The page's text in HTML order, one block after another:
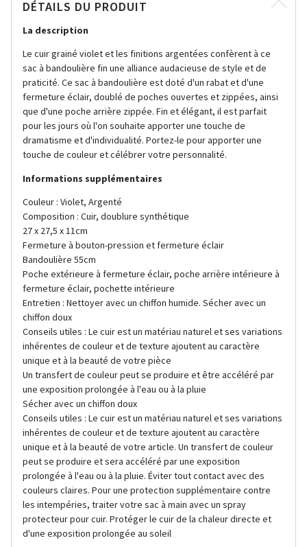
DÉTAILS DU PRODUIT
La description
Le cuir grainé violet et les finitions argentées confèrent à ce
sac à bandoulière fin une alliance audacieuse de style et de
praticité. Ce sac à bandoulière est doté d'un rabat et d'une
fermeture éclair, doublé de poches ouvertes et zippées, ainsi
que d'une poche arrière zippée. Fin et élégant, il est parfait
pour les jours où l'on souhaite apporter une touche de
dramatisme et d'individualité. Portez-le pour apporter une
touche de couleur et célébrer votre personnalité.
Informations supplémentaires
Couleur : Violet, Argenté
Composition : Cuir, doublure synthétique
27 x 27,5 x 11cm
Fermeture à bouton-pression et fermeture éclair
Bandoulière 55cm
Poche extérieure à fermeture éclair, poche arrière intérieure à
fermeture éclair, pochette intérieure
Entretien : Nettoyer avec un chiffon humide. Sécher avec un
chiffon doux
Conseils utiles : Le cuir est un matériau naturel et ses variations
inhérentes de couleur et de texture ajoutent au caractère
unique et à la beauté de votre pièce
Un transfert de couleur peut se produire et être accéléré par
une exposition prolongée à l'eau ou à la pluie
Sécher avec un chiffon doux
Conseils utiles : Le cuir est un matériau naturel et ses variations
inhérentes de couleur et de texture ajoutent au caractère
unique et à la beauté de votre article. Un transfert de couleur
peut se produire et sera accéléré par une exposition
prolongée à l'eau ou à la pluie. Éviter tout contact avec des
couleurs claires. Pour une protection supplémentaire contre
les intempéries, traiter votre sac à main avec un spray
protecteur pour cuir. Protéger le cuir de la chaleur directe et
d'une exposition prolongée au soleil